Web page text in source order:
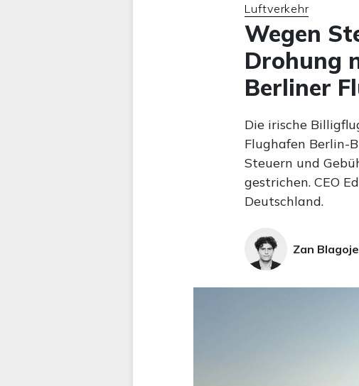
Luftverkehr
Wegen
Drohung
Berliner
Die irische
Flughafen Berlin-
Steuern und
gestrichen. CEO
Deutschland.
Zan